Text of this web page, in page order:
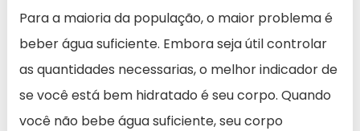
Para a maioria da população, o maior problema é
beber água suficiente. Embora seja útil controlar
as quantidades necessarias, o melhor indicador de
se você está bem hidratado é seu corpo. Quando
você não bebe água suficiente, seu corpo